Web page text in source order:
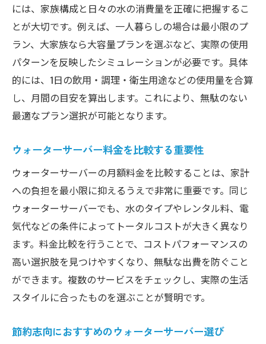
には、家族構成と日々の水の消費量を正確に把握するこ
とが大切です。例えば、一人暮らしの場合は最小限のプ
ラン、大家族なら大容量プランを選ぶなど、実際の使用
パターンを反映したシミュレーションが必要です。具体
的には、1日の飲用・調理・衛生用途などの使用量を合算
し、月間の目安を算出します。これにより、無駄のない
最適なプラン選択が可能となります。
ウォーターサーバー料金を比較する重要性
ウォーターサーバーの月額料金を比較することは、家計
への負担を最小限に抑えるうえで非常に重要です。同じ
ウォーターサーバーでも、水のタイプやレンタル料、電
気代などの条件によってトータルコストが大きく異なり
ます。料金比較を行うことで、コストパフォーマンスの
高い選択肢を見つけやすくなり、無駄な出費を防ぐこと
ができます。複数のサービスをチェックし、実際の生活
スタイルに合ったものを選ぶことが賢明です。
節約志向におすすめのウォーターサーバー選び